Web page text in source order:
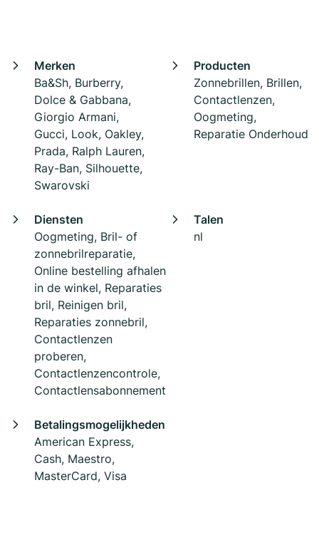
Merken
Ba&Sh, Burberry,
Dolce & Gabbana,
Giorgio Armani,
Gucci, Look, Oakley,
Prada, Ralph Lauren,
Ray-Ban, Silhouette,
Swarovski
Producten
Zonnebrillen, Brillen,
Contactlenzen,
Oogmeting,
Reparatie Onderhoud
Diensten
Oogmeting, Bril- of
zonnebrilreparatie,
Online bestelling afhalen
in de winkel, Reparaties
bril, Reinigen bril,
Reparaties zonnebril,
Contactlenzen
proberen,
Contactlenzencontrole,
Contactlensabonnement
Talen
nl
Betalingsmogelijkheden
American Express,
Cash, Maestro,
MasterCard, Visa